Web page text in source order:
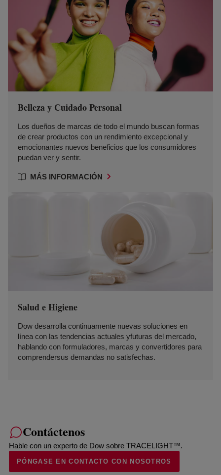
Belleza y Cuidado Personal
Los dueños de marcas de todo el mundo buscan formas
de crear productos con un rendimiento excepcional y
emocionantes nuevos beneficios que los consumidores
puedan ver y sentir.
MÁS INFORMACIÓN
Salud e Higiene
Dow desarrolla continuamente nuevas soluciones en
línea con las tendencias actuales yfuturas del mercado,
hablando con formuladores, marcas y convertidores para
comprendersus demandas no satisfechas.
Contáctenos
Hable con un experto de Dow sobre TRACELIGHT™.
PÓNGASE EN CONTACTO CON NOSOTROS